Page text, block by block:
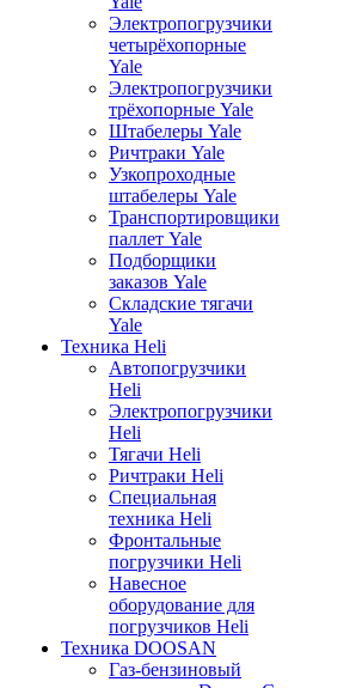
Электропогрузчики
четырёхопорные
Yale
Электропогрузчики
трёхопорные Yale
Штабелеры Yale
Ричтраки Yale
Узкопроходные
штабелеры Yale
Транспортировщики
паллет Yale
Подборщики
заказов Yale
Складские тягачи
Yale
Техника Heli
Автопогрузчики
Heli
Электропогрузчики
Heli
Тягачи Heli
Ричтраки Heli
Специальная
техника Heli
Фронтальные
погрузчики Heli
Навесное
оборудование для
погрузчиков Heli
Техника DOOSAN
Газ-бензиновый